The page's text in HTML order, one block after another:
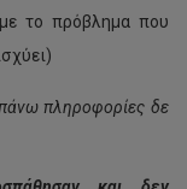
το πρόβλημα που
πληροφορίες δε